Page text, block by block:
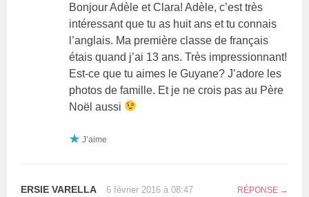
Bonjour Adèle et Clara! Adèle, c’est très
intéressant que tu as huit ans et tu connais
l’anglais. Ma première classe de français
étais quand j’ai 13 ans. Très impressionnant!
Est-ce que tu aimes le Guyane? J’adore les
photos de famille. Et je ne crois pas au Père
Noël aussi
J’aime
ERSIE VARELLA 6 février 2016 à 08:47 RÉPONSE